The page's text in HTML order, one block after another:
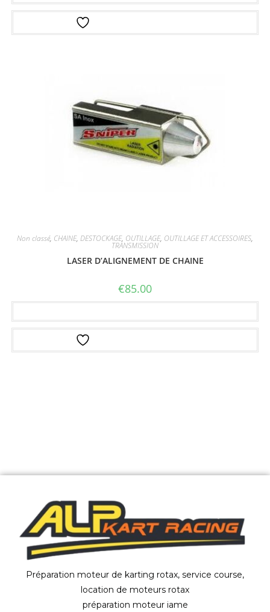
Non classé, CHAINE, DESTOCKAGE, OUTILLAGE, OUTILLAGE ET ACCESSOIRES,
TRANSMISSION
LASER D’ALIGNEMENT DE CHAINE
€85.00
Préparation moteur de karting rotax, service course,
location de moteurs rotax
préparation moteur iame